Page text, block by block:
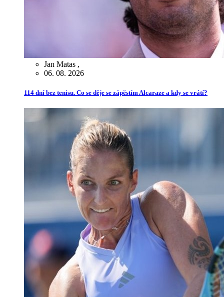
Jan Matas ,
06. 08. 2026
114 dní bez tenisu. Co se děje se zápěstím Alcaraze a kdy se vrátí?